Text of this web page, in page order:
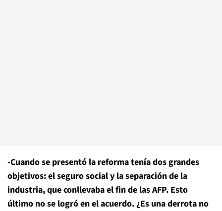
-Cuando se presentó la reforma tenía dos grandes
objetivos: el seguro social y la separación de la
industria, que conllevaba el fin de las AFP. Esto
último no se logró en el acuerdo. ¿Es una derrota no